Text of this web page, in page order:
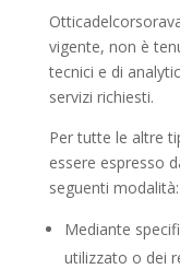
vigente, non è
tecnici e di
servizi richiesti.
Per tutte le altre
essere espresso
seguenti modalità:
Mediante
utilizzato o dei